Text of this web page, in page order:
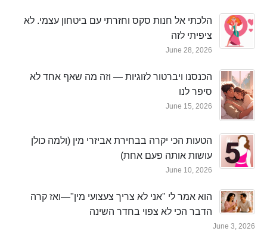
הלכתי אל חנות סקס וחזרתי עם ביטחון עצמי. לא
ציפיתי לזה
June 28, 2026
הכנסנו ויברטור לזוגיות — וזה מה שאף אחד לא
סיפר לנו
June 15, 2026
הטעות הכי יקרה בבחירת אביזרי מין (ולמה כולן
עושות אותה פעם אחת)
June 10, 2026
הוא אמר לי "אני לא צריך צעצועי מין"—ואז קרה
הדבר הכי לא צפוי בחדר השינה
June 3, 2026